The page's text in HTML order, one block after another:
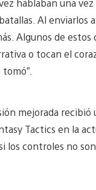
hablaban una
Al enviarlos
Algunos de
o tocan el
mejorada recibió
Tactics en la
los controles no son